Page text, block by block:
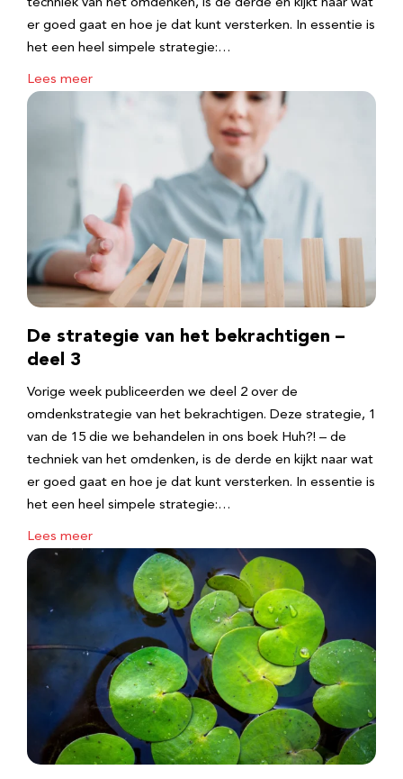
techniek van het omdenken, is de derde en kijkt naar wat
er goed gaat en hoe je dat kunt versterken. In essentie is
het een heel simpele strategie:…
Lees meer
De strategie van het bekrachtigen –
deel 3
Vorige week publiceerden we deel 2 over de
omdenkstrategie van het bekrachtigen. Deze strategie, 1
van de 15 die we behandelen in ons boek Huh?! – de
techniek van het omdenken, is de derde en kijkt naar wat
er goed gaat en hoe je dat kunt versterken. In essentie is
het een heel simpele strategie:…
Lees meer